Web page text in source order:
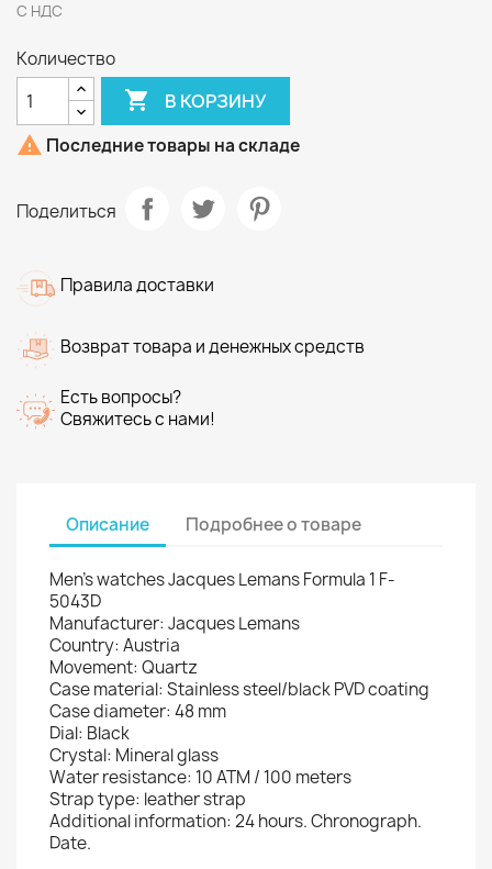
С НДС
Количество
 В КОРЗИНУ
 Последние товары на складе
Поделиться
Правила доставки
Возврат товара и денежных средств
Есть вопросы?
Свяжитесь с нами!
Описание Подробнее о товаре
Men's watches Jacques Lemans Formula 1 F-
5043D
Manufacturer: Jacques Lemans
Country: Austria
Movement: Quartz
Case material: Stainless steel/black PVD coating
Case diameter: 48 mm
Dial: Black
Crystal: Mineral glass
Water resistance: 10 ATM / 100 meters
Strap type: leather strap
Additional information: 24 hours. Chronograph.
Date.